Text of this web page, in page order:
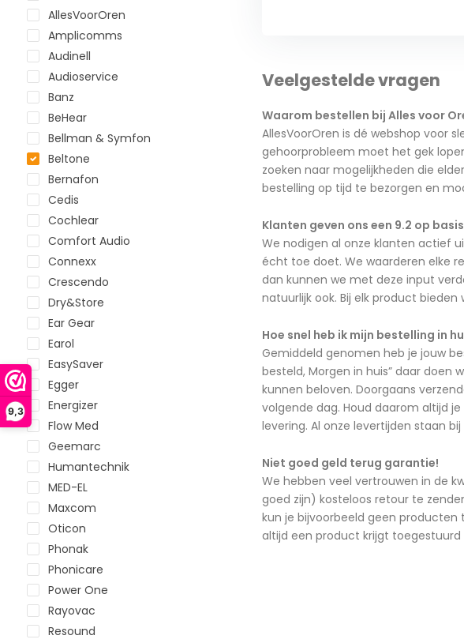
9,3
AllesVoorOren
Amplicomms
Audinell
Audioservice
Banz
BeHear
Bellman & Symfon
Beltone
Bernafon
Cedis
Cochlear
Comfort Audio
Connexx
Crescendo
Dry&Store
Ear Gear
Earol
EasySaver
Egger
Energizer
Flow Med
Geemarc
Humantechnik
MED-EL
Maxcom
Oticon
Phonak
Phonicare
Power One
Rayovac
Resound
Veelgestelde vragen
Waarom bestellen bij Alles voor
AllesVoorOren is dé webshop voor
gehoorprobleem moet het gek
zoeken naar mogelijkheden die
bestelling op tijd te bezorgen en
Klanten geven ons een 9.2 op
We nodigen al onze klanten actief
écht toe doet. We waarderen elke
dan kunnen we met deze input
natuurlijk ook. Bij elk product
Hoe snel heb ik mijn bestelling in
Gemiddeld genomen heb je jouw
besteld, Morgen in huis” daar
kunnen beloven. Doorgaans
volgende dag. Houd daarom altijd
levering. Al onze levertijden staan
Niet goed geld terug garantie!
We hebben veel vertrouwen in de
goed zijn) kosteloos retour te
kun je bijvoorbeeld geen
altijd een product krijgt